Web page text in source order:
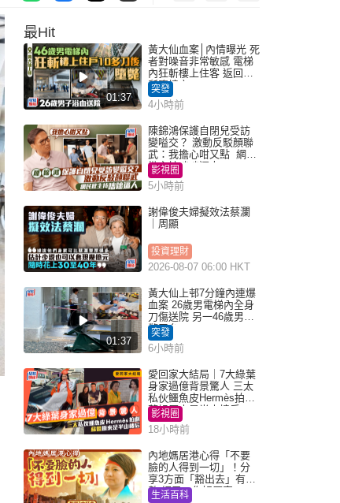
最Hit
01:37
黃大仙血案│內情曝光 死
者對噪音非常敏感 電梯
內狂斬樓上住客 返回住
所墮樓亡
突發
4小時前
陳錦鴻保護自閉兒受訪
變嗌交？ 激動反駁顏聯
武：我擔心咁又點 網民
批主持咄咄逼人
影視圈
5小時前
謝偉俊夫婦擬效法蔡瀾
｜周顯
投資理財
2026-08-07 06:00 HKT
01:37
黃大仙上邨7分鐘內連爆
血案 26歲男電梯內全身
刀傷送院 另一46歲男倒
斃平台
突發
6小時前
愛回家大結局｜7大綠葉
身家過億背景驚人 三太
私伙鱷魚皮Hermès拍劇
蘇姐原來是半山樓后
影視圈
18小時前
內地媽居港心得「不要
臉的人得到一切」！分
享3方面「豁出去」有著
數 網民：你好厲害
生活百科